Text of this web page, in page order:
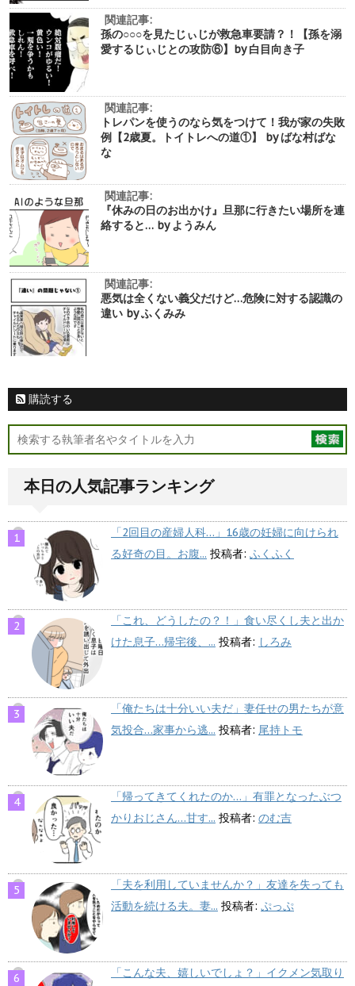
関連記事:
孫の○○○を見たじぃじが救急車要請？！【孫を溺
愛するじぃじとの攻防⑥】by 白目向き子
関連記事:
トレパンを使うのなら気をつけて！我が家の失敗
例【2歳夏。トイトレへの道①】 by ばな村ばな
な
関連記事:
『休みの日のお出かけ』旦那に行きたい場所を連
絡すると… by ようみん
関連記事:
悪気は全くない義父だけど…危険に対する認識の
違い by ふくみみ
購読する
本日の人気記事ランキング
「2回目の産婦人科…」16歳の妊婦に向けられ
る好奇の目。お腹... 投稿者: ふくふく
「これ、どうしたの？！」食い尽くし夫と出か
けた息子…帰宅後、... 投稿者: しろみ
「俺たちは十分いい夫だ」妻任せの男たちが意
気投合…家事から逃... 投稿者: 尾持トモ
「帰ってきてくれたのか…」有罪となったぶつ
かりおじさん…甘す... 投稿者: のむ吉
「夫を利用していませんか？」友達を失っても
活動を続ける夫。妻... 投稿者: ぷっぷ
「こんな夫、嬉しいでしょ？」イクメン気取り